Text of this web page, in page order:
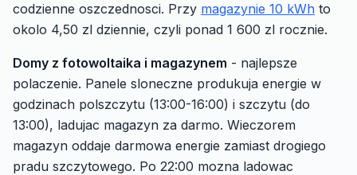
codzienne oszczednosci. Przy magazynie 10 kWh to
okolo 4,50 zl dziennie, czyli ponad 1 600 zl rocznie.
Domy z fotowoltaika i magazynem - najlepsze
polaczenie. Panele sloneczne produkuja energie w
godzinach polszczytu (13:00-16:00) i szczytu (do
13:00), ladujac magazyn za darmo. Wieczorem
magazyn oddaje darmowa energie zamiast drogiego
pradu szczytowego. Po 22:00 mozna ladowac